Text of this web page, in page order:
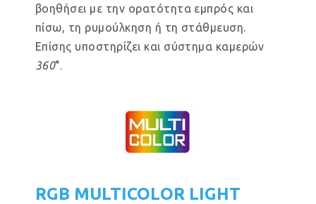
βοηθήσει με την ορατότητα εμπρός και
πίσω, τη ρυμούλκηση ή τη στάθμευση.
Επίσης υποστηρίζει και σύστημα καμερών
360°.
RGB MULTICOLOR LIGHT